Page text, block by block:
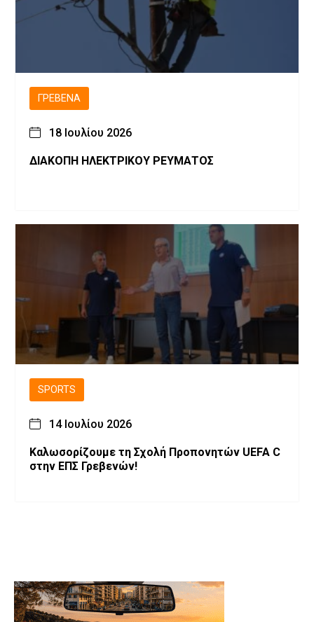
ΓΡΕΒΕΝΆ
18 Ιουλίου 2026
ΔΙΑΚΟΠΗ ΗΛΕΚΤΡΙΚΟΥ ΡΕΥΜΑΤΟΣ
SPORTS
14 Ιουλίου 2026
Καλωσορίζουμε τη Σχολή Προπονητών UEFA C
στην ΕΠΣ Γρεβενών!